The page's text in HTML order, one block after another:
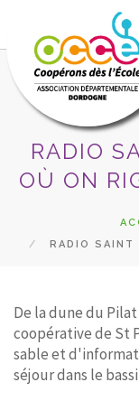
L'OCCE
PÉDAGOGIE
COOPÉRATIVE
ENTAU |
FORMATIONS
PRETS |
ESPACE
RADIO
OÙ ON
RADIO SAINT
De la dune du
coopérative de St
sable et
séjour dans le